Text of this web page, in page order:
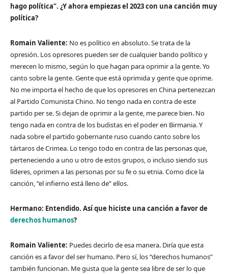
hago política”. ¿Y ahora empiezas el 2023 con una canción muy
política?
Romain Valiente: No es político en absoluto. Se trata de la
opresión. Los opresores pueden ser de cualquier bando político y
merecen lo mismo, según lo que hagan para oprimir a la gente. Yo
canto sobre la gente. Gente que está oprimida y gente que oprime.
No me importa el hecho de que los opresores en China pertenezcan
al Partido Comunista Chino. No tengo nada en contra de este
partido per se. Si dejan de oprimir a la gente, me parece bien. No
tengo nada en contra de los budistas en el poder en Birmania. Y
nada sobre el partido gobernante ruso cuando canto sobre los
tártaros de Crimea. Lo tengo todo en contra de las personas que,
perteneciendo a uno u otro de estos grupos, o incluso siendo sus
líderes, oprimen a las personas por su fe o su etnia. Como dice la
canción, “el infierno está lleno de” ellos.
Hermano: Entendido. Así que hiciste una canción a favor de
derechos humanos?
Romain Valiente: Puedes decirlo de esa manera. Diría que esta
canción es a favor del ser humano. Pero sí, los “derechos humanos”
también funcionan. Me gusta que la gente sea libre de ser lo que